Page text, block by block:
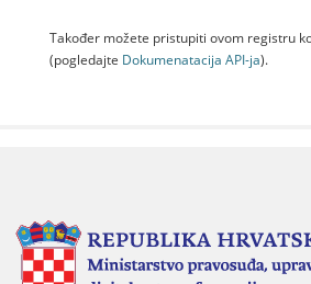
Također možete pristupiti ovom registru
(pogledajte Dokumenаtаcijа API-jа).